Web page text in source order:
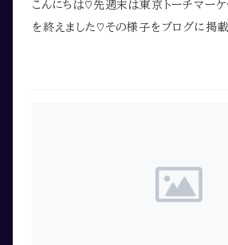
こんにちは♡先週末は東京トーチマーケ
を終えました♡その様子をブログに掲載
下さい♪https://